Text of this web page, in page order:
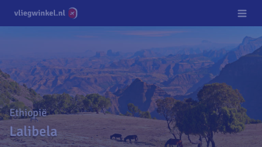
Ethiopië
Lalibela